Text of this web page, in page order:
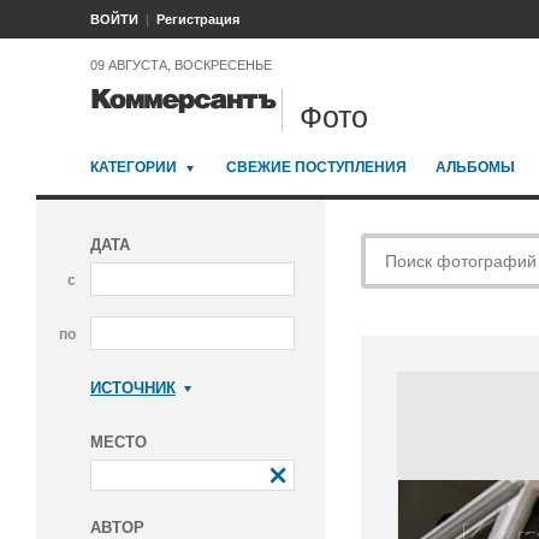
ВОЙТИ Регистрация
09 АВГУСТА, ВОСКРЕСЕНЬЕ
Фото
КАТЕГОРИИ СВЕЖИЕ ПОСТУПЛЕНИЯ АЛЬБОМЫ
ДАТА
с
по
ИСТОЧНИК
МЕСТО
АВТОР